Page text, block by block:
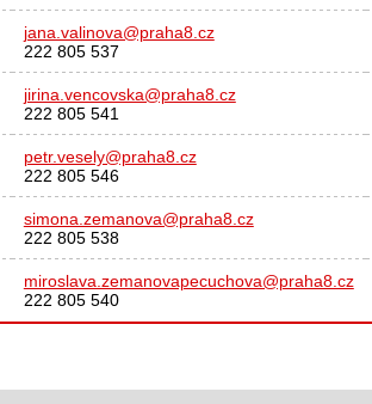
jana.valinova@praha8.cz
222 805 537
jirina.vencovska@praha8.cz
222 805 541
petr.vesely@praha8.cz
222 805 546
simona.zemanova@praha8.cz
222 805 538
miroslava.zemanovapecuchova@praha8.cz
222 805 540